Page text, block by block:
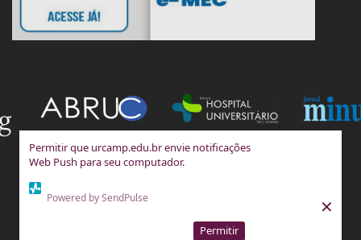
Permitir que urcamp.edu.br envie notificações
Web Push para seu computador.
Powered by SendPulse
Permitir
×